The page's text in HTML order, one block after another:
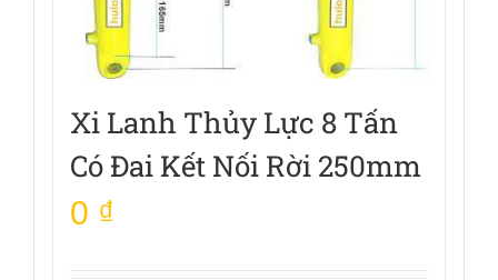
Xi Lanh Thủy Lực 8 Tấn
Có Đai Kết Nối Rời 250mm
0 ₫